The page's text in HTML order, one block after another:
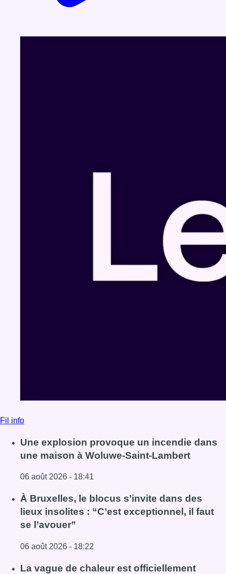
Fil info
Une explosion provoque un incendie dans
une maison à Woluwe-Saint-Lambert
06 août 2026 - 18:41
Lire l'article Une explosion provoque un incendie dans
À Bruxelles, le blocus s’invite dans des
lieux insolites : “C’est exceptionnel, il faut
se l’avouer”
06 août 2026 - 18:22
Lire l'article À Bruxelles, le blocus s’invite dans des lieux
La vague de chaleur est officiellement